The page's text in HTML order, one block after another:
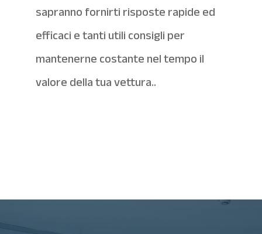
sapranno fornirti risposte rapide ed
efficaci e tanti utili consigli per
mantenerne costante nel tempo il
valore della tua vettura..